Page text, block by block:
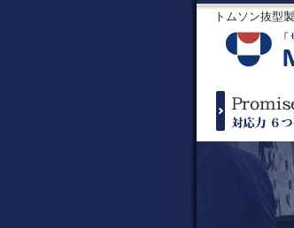
トムソン抜